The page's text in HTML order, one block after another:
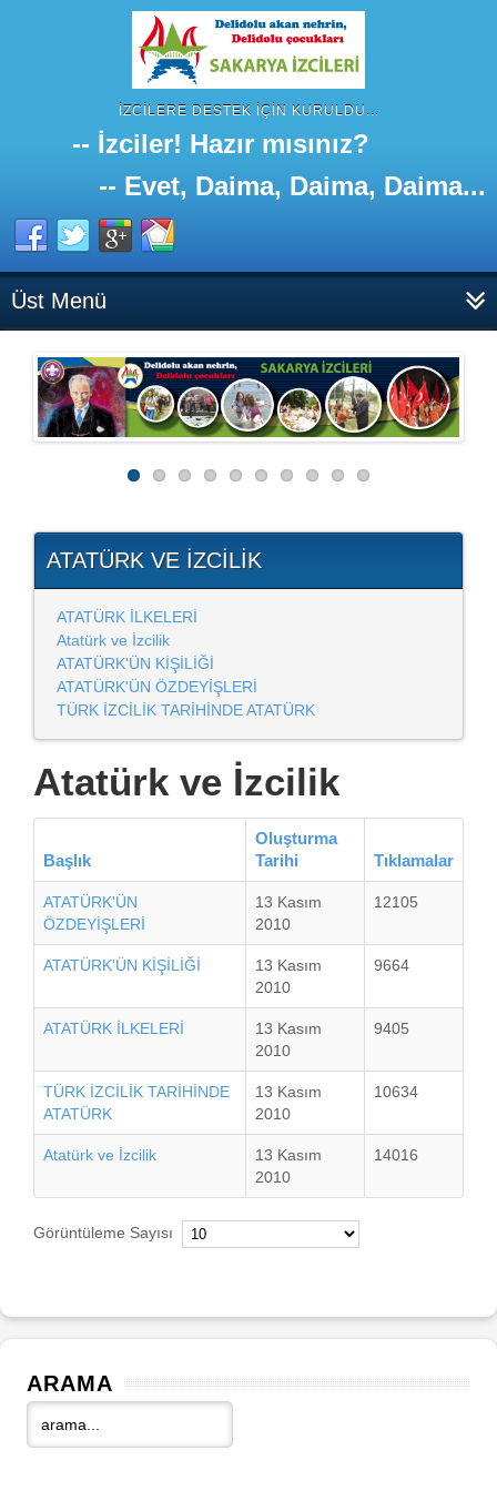
İZCILERE DESTEK IÇIN KURULDU...
-- İzciler! Hazır mısınız?
-- Evet, Daima, Daima, Daima...
Üst Menü
ATATÜRK VE İZCILIK
ATATÜRK İLKELERİ
Atatürk ve İzcilik
ATATÜRK'ÜN KİŞİLİĞİ
ATATÜRK'ÜN ÖZDEYİŞLERİ
TÜRK İZCİLİK TARİHİNDE ATATÜRK
Atatürk ve İzcilik
Başlık
Oluşturma
Tarihi
Tıklamalar
ATATÜRK'ÜN
ÖZDEYİŞLERİ
13 Kasım
2010
12105
ATATÜRK'ÜN KİŞİLİĞİ
13 Kasım
2010
9664
ATATÜRK İLKELERİ
13 Kasım
2010
9405
TÜRK İZCİLİK TARİHİNDE
ATATÜRK
13 Kasım
2010
10634
Atatürk ve İzcilik
13 Kasım
2010
14016
Görüntüleme Sayısı
ARAMA